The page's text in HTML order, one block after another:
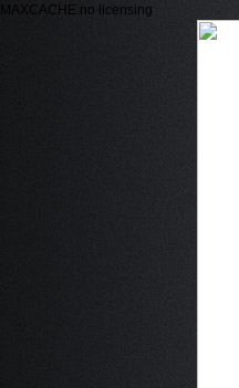
MAXCACHE no licensing